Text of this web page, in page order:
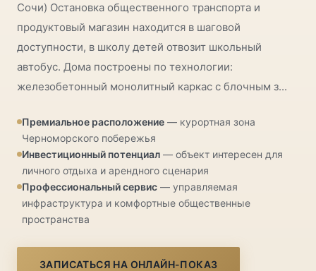
Сочи) Остановка общественного транспорта и
продуктовый магазин находится в шаговой
доступности, в школу детей отвозит школьный
автобус. Дома построены по технологии:
железобетонный монолитный каркас с блочным з...
Премиальное расположение — курортная зона
Черноморского побережья
Инвестиционный потенциал — объект интересен для
личного отдыха и арендного сценария
Профессиональный сервис — управляемая
инфраструктура и комфортные общественные
пространства
ЗАПИСАТЬСЯ НА ОНЛАЙН-ПОКАЗ